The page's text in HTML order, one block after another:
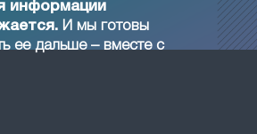
информации
И мы готовы
ее дальше – вместе с